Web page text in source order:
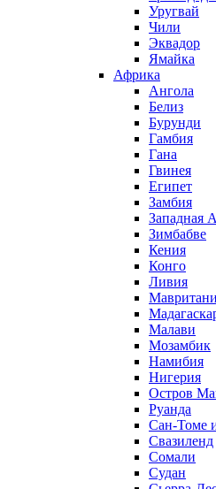
Уругвай
Чили
Эквадор
Ямайка
Африка
Ангола
Белиз
Бурунди
Гамбия
Гана
Гвинея
Египет
Замбия
Западная
Зимбабве
Кения
Конго
Ливия
Малави
Мозамбик
Намибия
Нигерия
Остров
Руанда
Сан-Томе
Свазиленд
Сомали
Судан